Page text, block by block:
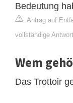
Bedeutung
Antrag auf
vollständige
Wem
Das Trottoir